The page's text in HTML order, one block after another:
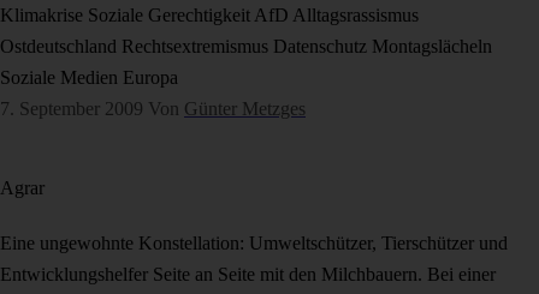
Klimakrise Soziale Gerechtigkeit AfD Alltagsrassismus
Ostdeutschland Rechtsextremismus Datenschutz Montagslächeln
Soziale Medien Europa
7. September 2009 Von Günter Metzges
Agrar
Eine ungewohnte Konstellation: Umweltschützer, Tierschützer und
Entwicklungshelfer Seite an Seite mit den Milchbauern. Bei einer